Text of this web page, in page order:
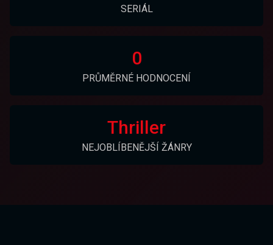
SERIÁL
0
PRŮMĚRNÉ HODNOCENÍ
Thriller
NEJOBLÍBENĚJŠÍ ŽÁNRY